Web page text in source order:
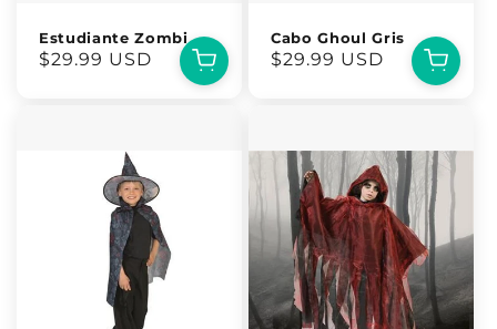
Estudiante Zombi
Precio
$29.99 USD
Cabo Ghoul Gris
Precio
$29.99 USD